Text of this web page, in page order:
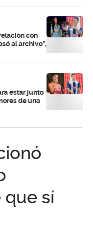
con
al archivo”,
estar junto
de una
sí